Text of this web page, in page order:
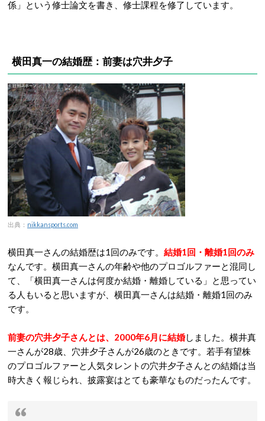
係」という修士論文を書き、修士課程を修了しています。
横田真一の結婚歴：前妻は穴井夕子
出典： nikkansports.com
横田真一さんの結婚歴は1回のみです。 結婚1回・離婚1回のみ
なんです。横田真一さんの年齢や他のプロゴルファーと混同し
て、「横田真一さんは何度か結婚・離婚している」と思ってい
る人もいると思いますが、横田真一さんは結婚・離婚1回のみ
です。
前妻の穴井夕子さんとは、2000年6月に結婚しました。横井真
一さんが28歳、穴井夕子さんが26歳のときです。若手有望株
のプロゴルファーと人気タレントの穴井夕子さんとの結婚は当
時大きく報じられ、披露宴はとても豪華なものだったんです。